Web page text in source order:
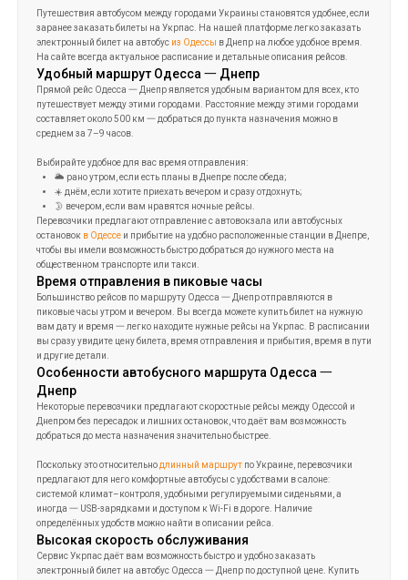
маршруте пересадки.
Путешествия автобусом между городами Украины становятся удобнее, если
заранее заказать билеты на Укрпас. На нашей платформе легко заказать
электронный билет на автобус из Одессы в Днепр на любое удобное время.
На сайте всегда актуальное расписание и детальные описания рейсов.
Удобный маршрут Одесса 一 Днепр
Прямой рейс Одесса 一 Днепр является удобным вариантом для всех, кто
путешествует между этими городами. Расстояние между этими городами
составляет около 500 км 一 добраться до пункта назначения можно в
среднем за 7–9 часов.
Выбирайте удобное для вас время отправления:
🌥️ рано утром, если есть планы в Днепре после обеда;
☀️ днём, если хотите приехать вечером и сразу отдохнуть;
🌛 вечером, если вам нравятся ночные рейсы.
Перевозчики предлагают отправление с автовокзала или автобусных
остановок в Одессе и прибытие на удобно расположенные станции в Днепре,
чтобы вы имели возможность быстро добраться до нужного места на
общественном транспорте или такси.
Время отправления в пиковые часы
Большинство рейсов по маршруту Одесса 一 Днепр отправляются в
пиковые часы утром и вечером. Вы всегда можете купить билет на нужную
вам дату и время 一 легко находите нужные рейсы на Укрпас. В расписании
вы сразу увидите цену билета, время отправления и прибытия, время в пути
и другие детали.
Особенности автобусного маршрута Одесса 一
Днепр
Некоторые перевозчики предлагают скоростные рейсы между Одессой и
Днепром без пересадок и лишних остановок, что даёт вам возможность
добраться до места назначения значительно быстрее.
Поскольку это относительнодлинный маршрут по Украине, перевозчики
предлагают для него комфортные автобусы с удобствами в салоне:
системой климат–контроля, удобными регулируемыми сиденьями, а
иногда 一 USB-зарядками и доступом к Wi-Fi в дороге. Наличие
определённых удобств можно найти в описании рейса.
Высокая скорость обслуживания
Сервис Укрпас даёт вам возможность быстро и удобно заказать
электронный билет на автобус Одесса 一 Днепр по доступной цене. Купить